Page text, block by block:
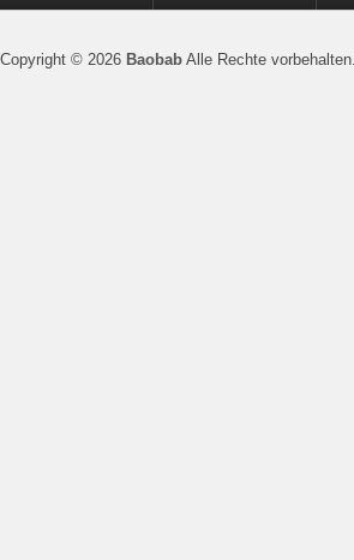
Copyright © 2026 Baobab Alle Rechte vorbehalten.